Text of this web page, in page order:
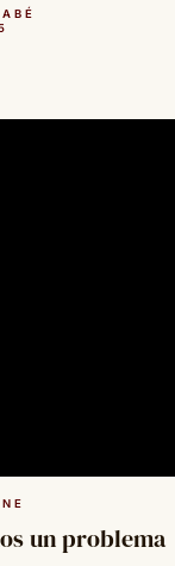
un problema